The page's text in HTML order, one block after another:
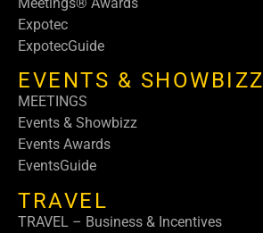
Expotec
ExpotecGuide
EVENTS & SHOWBIZZ
MEETINGS
Events & Showbizz
Events Awards
EventsGuide
TRAVEL
TRAVEL – Business & Incentives